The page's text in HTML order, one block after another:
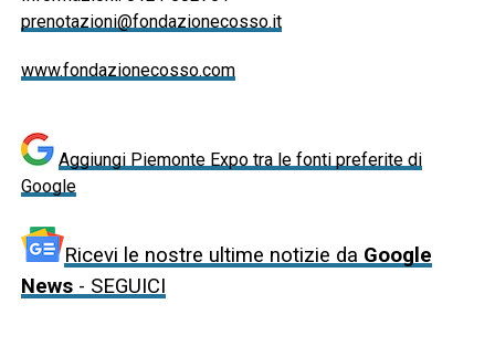
prenotazioni@fondazionecosso.it
www.fondazionecosso.com
Aggiungi Piemonte Expo tra le fonti preferite di
Google
Ricevi le nostre ultime notizie da Google
News- SEGUICI